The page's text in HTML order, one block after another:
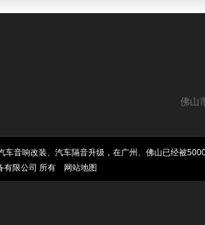
佛山
车音响改装、汽车隔音升级，在广州、佛山已经被
有限公司 所有
网站地图